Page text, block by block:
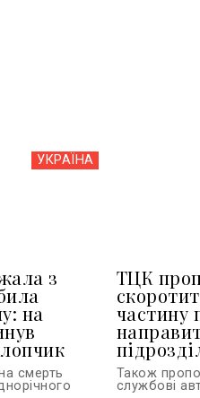
УКРАЇНА
з
на
смерть
ТЦК
частину
Також
службові